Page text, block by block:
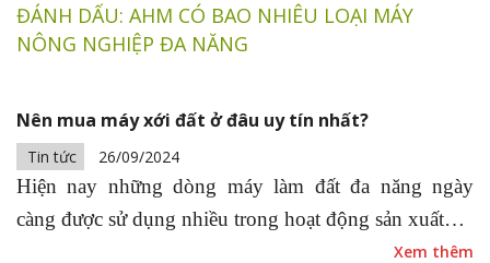
ĐÁNH DẤU: AHM CÓ BAO NHIÊU LOẠI MÁY
NÔNG NGHIỆP ĐA NĂNG
Nên mua máy xới đất ở đâu uy tín nhất?
Tin tức 26/09/2024
Hiện nay những dòng máy làm đất đa năng ngày
càng được sử dụng nhiều trong hoạt động sản xuất…
Xem thêm